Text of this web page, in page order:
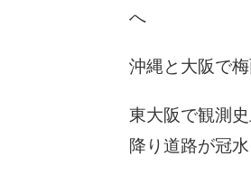
へ
沖縄と大阪で
東大阪で観測
降り道路が冠